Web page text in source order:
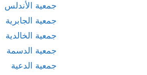
جمعية الأندلس
جمعية الجابرية
جمعية الخالدية
جمعية الدسمة
جمعية الدعية